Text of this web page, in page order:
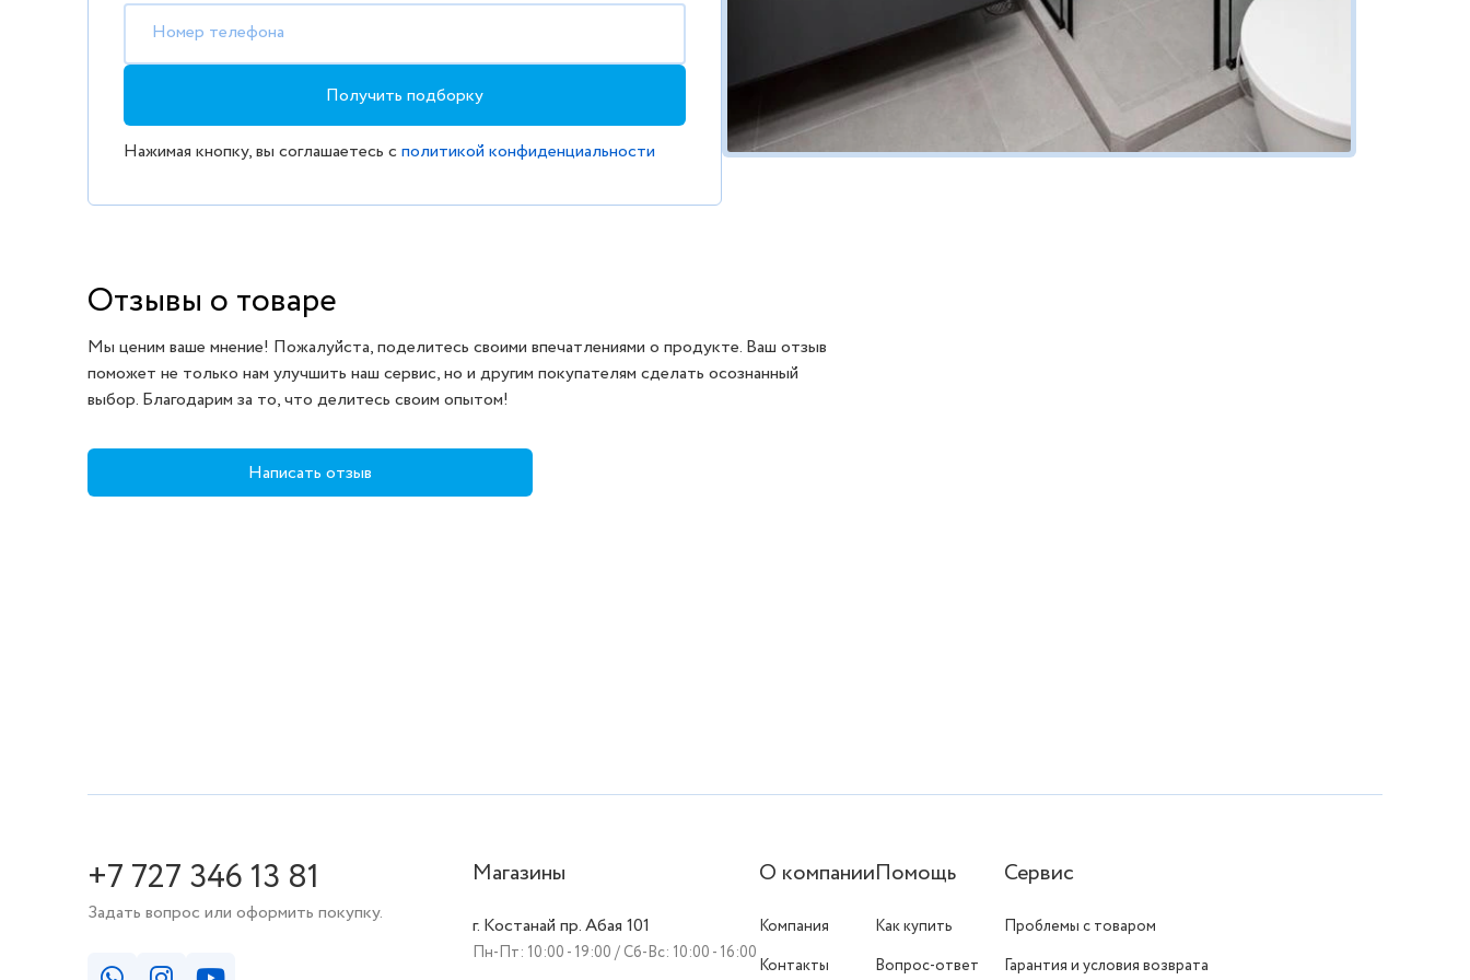
Номер телефона
Получить подборку
Нажимая кнопку, вы соглашаетесь сполитикой конфиденциальности
Отзывы о товаре
Мы ценим ваше мнение! Пожалуйста, поделитесь своими впечатлениями о продукте. Ваш отзыв
поможет не только нам улучшить наш сервис, но и другим покупателям сделать осознанный
выбор. Благодарим за то, что делитесь своим опытом!
Написать отзыв
+7 727 346 13 81
Задать вопрос или оформить покупку.
Магазины
г. Костанай пр. Абая 101
Пн-Пт: 10:00 - 19:00 / Сб-Вс: 10:00 - 16:00
О компании
Компания
Контакты
Помощь
Как купить
Вопрос-ответ
Сервис
Проблемы с товаром
Гарантия и условия возврата